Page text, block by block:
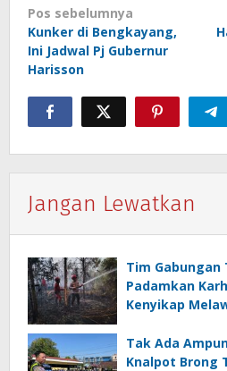
Navigasi
pos
Pos sebelumnya
Kunker di Bengkayang,
Ini Jadwal Pj Gubernur
Harisson
Jangan Lewatkan
Tim Gabungan
Padamkan
Kenyikap
Tak Ada
Knalpot Brong